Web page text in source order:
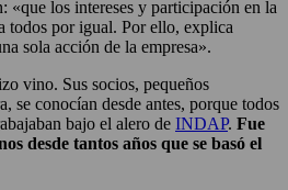
«que los intereses y participación en la
todos por igual. Por ello, explica
sola acción de la empresa».
vino. Sus socios, pequeños
se conocían desde antes, porque todos
bajo el alero de INDAP. Fue
desde tantos años que se basó el